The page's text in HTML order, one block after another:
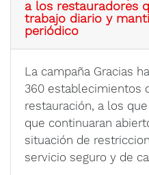
a los restauradores
trabajo diario y
periódico
La campaña Gracias
360 establecimientos
restauración, a los
que continuaran
situación de
servicio seguro y de